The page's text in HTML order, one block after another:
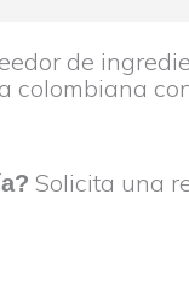
de
colombiana
Solicita una